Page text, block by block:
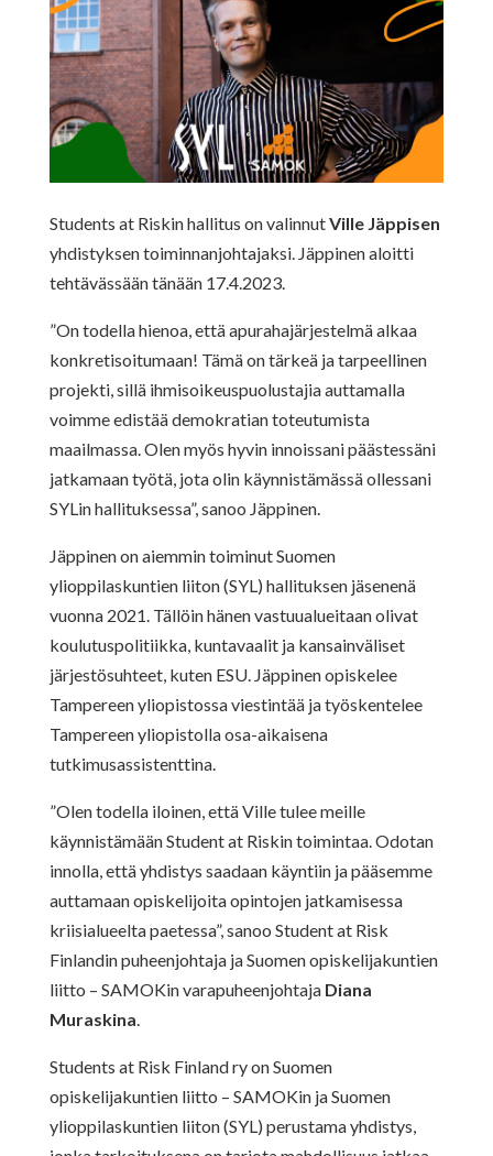
Students at Riskin hallitus on valinnutVille Jäppisen
yhdistyksen toiminnanjohtajaksi. Jäppinen aloitti
tehtävässään tänään 17.4.2023.
”On todella hienoa, että apurahajärjestelmä alkaa
konkretisoitumaan! Tämä on tärkeä ja tarpeellinen
projekti, sillä ihmisoikeuspuolustajia auttamalla
voimme edistää demokratian toteutumista
maailmassa. Olen myös hyvin innoissani päästessäni
jatkamaan työtä, jota olin käynnistämässä ollessani
SYLin hallituksessa”, sanoo Jäppinen.
Jäppinen on aiemmin toiminut Suomen
ylioppilaskuntien liiton (SYL) hallituksen jäsenenä
vuonna 2021. Tällöin hänen vastuualueitaan olivat
koulutuspolitiikka, kuntavaalit ja kansainväliset
järjestösuhteet, kuten ESU. Jäppinen opiskelee
Tampereen yliopistossa viestintää ja työskentelee
Tampereen yliopistolla osa-aikaisena
tutkimusassistenttina.
”Olen todella iloinen, että Ville tulee meille
käynnistämään Student at Riskin toimintaa. Odotan
innolla, että yhdistys saadaan käyntiin ja pääsemme
auttamaan opiskelijoita opintojen jatkamisessa
kriisialueelta paetessa”, sanoo Student at Risk
Finlandin puheenjohtaja ja Suomen opiskelijakuntien
liitto – SAMOKin varapuheenjohtaja Diana
Muraskina
Students at Risk Finland ry on Suomen
opiskelijakuntien liitto – SAMOKin ja Suomen
ylioppilaskuntien liiton (SYL) perustama yhdistys,